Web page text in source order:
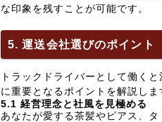
な印象を残すことが可能です。
5. 運送会社選びのポイント
トラックドライバーとして働く
に重要となるポイントを解説しま
5.1 経営理念と社風を見極める
あなたが愛する茶髪やピアス、